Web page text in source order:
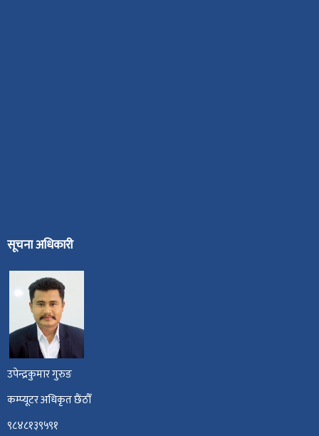
सूचना अधिकारी
उपेन्द्रकुमार गुरुङ
कम्प्यूटर अधिकृत छैंठौँ
९८४८१३९५९१